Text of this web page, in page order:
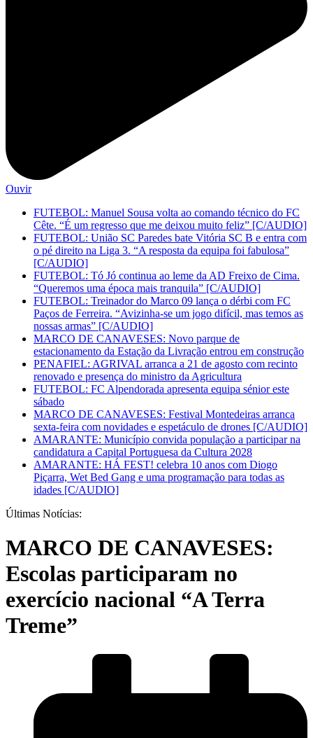
Ouvir
FUTEBOL: Manuel Sousa volta ao comando técnico do FC
Cête. “É um regresso que me deixou muito feliz” [C/AUDIO]
FUTEBOL: União SC Paredes bate Vitória SC B e entra com
o pé direito na Liga 3. “A resposta da equipa foi fabulosa”
[C/AUDIO]
FUTEBOL: Tó Jó continua ao leme da AD Freixo de Cima.
“Queremos uma época mais tranquila” [C/AUDIO]
FUTEBOL: Treinador do Marco 09 lança o dérbi com FC
Paços de Ferreira. “Avizinha-se um jogo difícil, mas temos as
nossas armas” [C/AUDIO]
MARCO DE CANAVESES: Novo parque de
estacionamento da Estação da Livração entrou em construção
PENAFIEL: AGRIVAL arranca a 21 de agosto com recinto
renovado e presença do ministro da Agricultura
FUTEBOL: FC Alpendorada apresenta equipa sénior este
sábado
MARCO DE CANAVESES: Festival Montedeiras arranca
sexta-feira com novidades e espetáculo de drones [C/AUDIO]
AMARANTE: Município convida população a participar na
candidatura a Capital Portuguesa da Cultura 2028
AMARANTE: HÁ FEST! celebra 10 anos com Diogo
Piçarra, Wet Bed Gang e uma programação para todas as
idades [C/AUDIO]
Últimas Notícias:
MARCO DE CANAVESES:
Escolas participaram no
exercício nacional “A Terra
Treme”